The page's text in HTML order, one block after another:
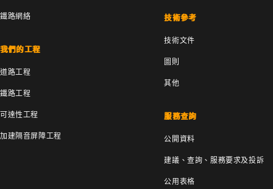
鐵路網絡
我們的工程
道路工程
鐵路工程
可達性工程
加建隔音屏障工程
技術參考
技術文件
圖則
其他
服務查詢
公開資料
建議、查詢、服務要求及投訴
公用表格